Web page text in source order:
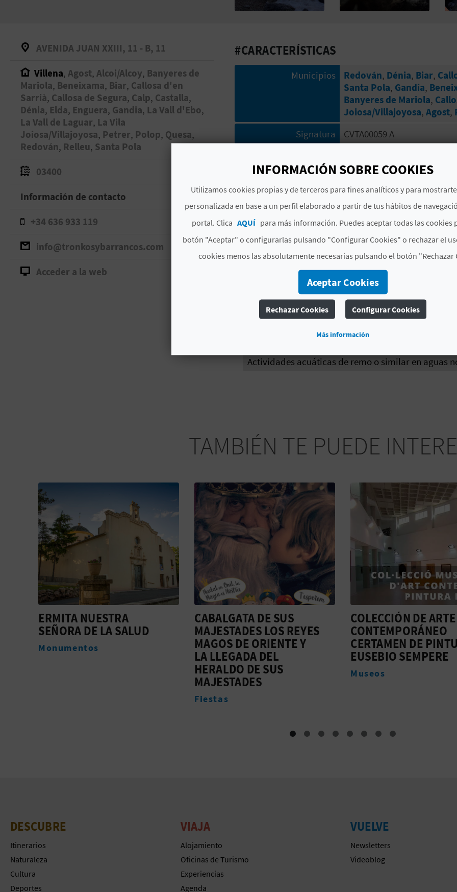
AVENIDA JUAN XXIII, 11 - B, 11
Villena, Agost, Alcoi/Alcoy, Banyeres de
Mariola, Beneixama, Biar, Callosa d'en
Sarrià, Callosa de Segura, Calp, Castalla,
Dénia, Elda, Enguera, Gandia, La Vall d'Ebo,
La Vall de Laguar, La Vila
Joiosa/Villajoyosa, Petrer, Polop, Quesa,
Redován, Relleu, Santa Pola
03400
Información de contacto
+34 636 933 119
info@tronkosybarrancos.com
Acceder a la web
#CARACTERÍSTICAS
Municipios Redován, Dénia, Biar,
Santa Pola, Gandia,
Banyeres de Mariola,
Joiosa/Villajoyosa, Agost,
Signatura
CVTA00059 A
# ESPECIALIDADES
Barranquismo y similares
Desplazamientos a pie y ascensiones por
Actividades recreativas en altura y progresión
Actividades alpinas de invierno
Escalada y
Actividades de Ecoturismo. Actividades
etnográfico
Actividades recreativas de estrategia puntería
Itinerarios guiados a pie por el medio natural por
Actividades acuáticas de remo o similar en aguas
TAMBIÉN TE PUEDE
CABALGATA DE SUS
MAJESTADES LOS REYES
MAGOS DE ORIENTE Y
LA LLEGADA DEL
COLECCIÓN DE ARTE
CONTEMPORÁNEO
CERTAMEN DE PINTURA
EUSEBIO SEMPERE
Museos
PALACIO FORTALEZA
DEL MARQUÉS DE DOS
AGUAS E IGLESIA DE
SANTIAGO
Monumentos
DESCUBRE
Itinerarios
Naturaleza
Cultura
Deportes
VIAJA
Alojamiento
Oficinas de Turismo
Experiencias
Agenda
VUELVE
Newsletters
Videoblog
INFORMACIÓN SOBRE COOKIES
Utilizamos cookies propias y de terceros para fines analíticos y para
personalizada en base a un perfil elaborado a partir de tus hábitos de
portal. Clica AQUÍ para más información. Puedes aceptar todas las cookies
botón "Aceptar" o configurarlas pulsando "Configurar Cookies" o rechazar el
cookies menos las absolutamente necesarias pulsando el botón "Rechazar
Aceptar Cookies
Rechazar Cookies Configurar Cookies
Más información